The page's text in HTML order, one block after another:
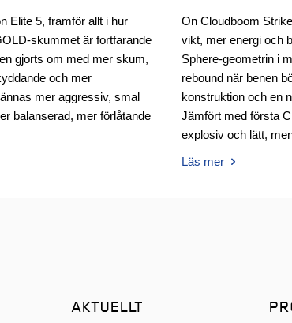
Elite 5, framför allt i hur
skummet är fortfarande
gjorts om med mer skum,
och mer
mer aggressiv, smal
balanserad, mer förlåtande
On Cloudboom
vikt, mer energi och
Sphere-geometrin i
rebound när benen
konstruktion och en
Jämfört med första
explosiv och lätt,
Läs mer
AKTUELLT